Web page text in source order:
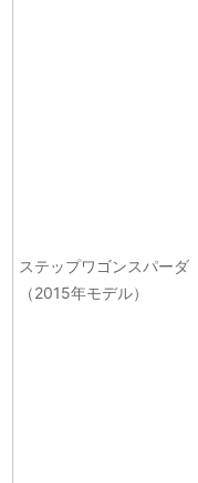
ステップワゴンスパーダ
（2015年モデル）